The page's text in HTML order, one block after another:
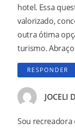
hotel. Essa
valorizado,
outra ótima
turismo.
RESPONDER
JOCELI
Sou recreadora